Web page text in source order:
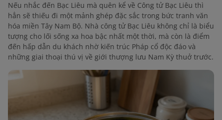
Nếu nhắc đến Bạc Liêu mà quên kể về Công tử Bạc Liêu thì
hẳn sẽ thiếu đi một mảnh ghép đặc sắc trong bức tranh văn
hóa miền Tây Nam Bộ. Nhà công tử Bạc Liêu không chỉ là biểu
tượng cho lối sống xa hoa bậc nhất một thời, mà còn là điểm
đến hấp dẫn du khách nhờ kiến trúc Pháp cổ độc đáo và
những giai thoại thú vị về giới thượng lưu Nam Kỳ thuở trước.